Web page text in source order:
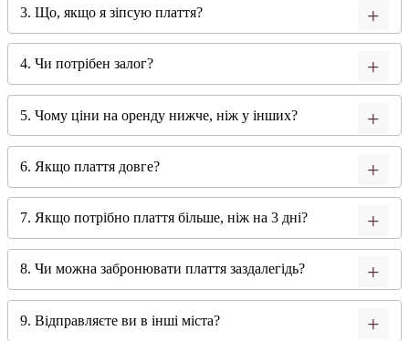
3. Що, якщо я зіпсую плаття?
4. Чи потрібен залог?
5. Чому ціни на оренду нижче, ніж у інших?
6. Якщо плаття довге?
7. Якщо потрібно плаття більше, ніж на 3 дні?
8. Чи можна забронювати плаття заздалегідь?
9. Відправляєте ви в інші міста?